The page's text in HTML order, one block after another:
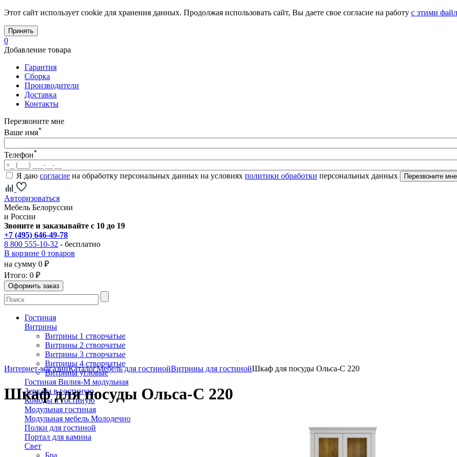
Этот сайт использует cookie для хранения данных. Продолжая использовать сайт, Вы даете свое согласие на работу с этими
Принять
0
Добавление товара
Гарантия
Сборка
Производители
Доставка
Контакты
Перезвоните мне
Ваше имя*
Телефон*
Я даю согласие на обработку персональных данных на условиях политики обработки персональных данных
Авторизоваться
Мебель Белоруссии
и России
Звоните и заказывайте с 10 до 19
+7 (495) 646-49-78
8 800 555-10-32 - бесплатно
В корзине 0 товаров
на сумму 0 ₽
Итого: 0 ₽
Гостиная
Витрины
Витрины 1 створчатые
Витрины 2 створчатые
Витрины 3 створчатые
Витрины 4 створчатые
Витрины угловые
Гостиная Вилия-М модульная
Зеркала в гостиную
Комоды в гостиную
Модульная гостиная
Модульная мебель Молодечно
Полки для гостиной
Портал для камина
Свет
Интернет-магазинКаталогМебель для гостинойВитрины для гостинойШкаф для посуды Ольса-С 220
Шкаф для посуды Ольса-С 220